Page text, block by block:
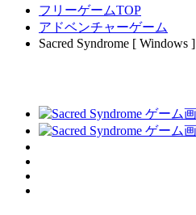
フリーゲームTOP
アドベンチャーゲーム
Sacred Syndrome [ Windows ]